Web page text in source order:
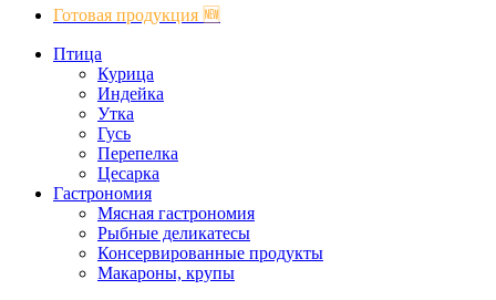
Готовая продукция 🆕
Птица
Курица
Индейка
Утка
Гусь
Перепелка
Цесарка
Гастрономия
Мясная гастрономия
Рыбные деликатесы
Консервированные продукты
Макароны, крупы